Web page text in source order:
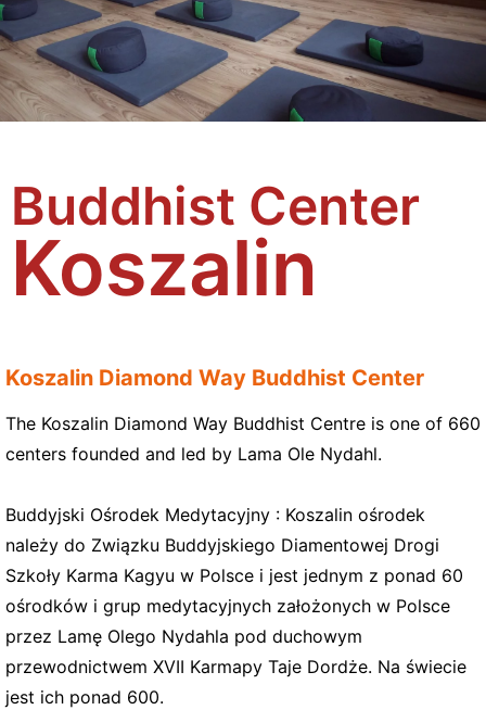
Buddhist Center
Koszalin
Koszalin Diamond Way Buddhist Center
The Koszalin Diamond Way Buddhist Centre is one of 660
centers founded and led by Lama Ole Nydahl.
Buddyjski Ośrodek Medytacyjny : Koszalin ośrodek
należy do Związku Buddyjskiego Diamentowej Drogi
Szkoły Karma Kagyu w Polsce i jest jednym z ponad 60
ośrodków i grup medytacyjnych założonych w Polsce
przez Lamę Olego Nydahla pod duchowym
przewodnictwem XVII Karmapy Taje Dordże. Na świecie
jest ich ponad 600.